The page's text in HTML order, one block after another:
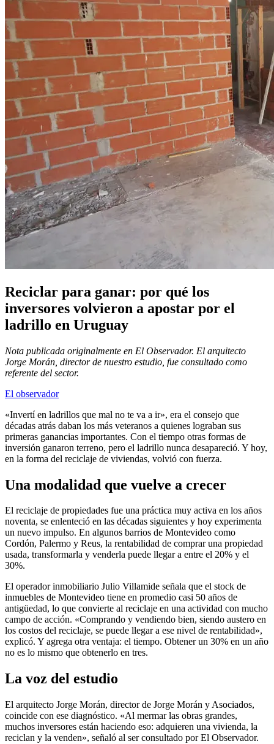
Reciclar para ganar: por qué los
inversores volvieron a apostar por el
ladrillo en Uruguay
Nota publicada originalmente en El Observador. El arquitecto
Jorge Morán, director de nuestro estudio, fue consultado como
referente del sector.
El observador
«Invertí en ladrillos que mal no te va a ir», era el consejo que
décadas atrás daban los más veteranos a quienes lograban sus
primeras ganancias importantes. Con el tiempo otras formas de
inversión ganaron terreno, pero el ladrillo nunca desapareció. Y hoy,
en la forma del reciclaje de viviendas, volvió con fuerza.
Una modalidad que vuelve a crecer
El reciclaje de propiedades fue una práctica muy activa en los años
noventa, se enlenteció en las décadas siguientes y hoy experimenta
un nuevo impulso. En algunos barrios de Montevideo como
Cordón, Palermo y Reus, la rentabilidad de comprar una propiedad
usada, transformarla y venderla puede llegar a entre el 20% y el
30%.
El operador inmobiliario Julio Villamide señala que el stock de
inmuebles de Montevideo tiene en promedio casi 50 años de
antigüedad, lo que convierte al reciclaje en una actividad con mucho
campo de acción. «Comprando y vendiendo bien, siendo austero en
los costos del reciclaje, se puede llegar a ese nivel de rentabilidad»,
explicó. Y agrega otra ventaja: el tiempo. Obtener un 30% en un año
no es lo mismo que obtenerlo en tres.
La voz del estudio
El arquitecto Jorge Morán, director de Jorge Morán y Asociados,
coincide con ese diagnóstico. «Al mermar las obras grandes,
muchos inversores están haciendo eso: adquieren una vivienda, la
reciclan y la venden», señaló al ser consultado por El Observador.